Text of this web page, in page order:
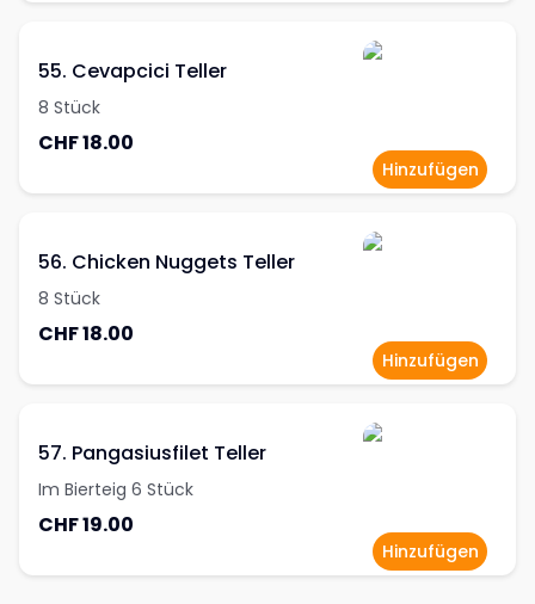
55. Cevapcici Teller
8 Stück
CHF 18.00
Hinzufügen
56. Chicken Nuggets Teller
8 Stück
CHF 18.00
Hinzufügen
57. Pangasiusfilet Teller
Im Bierteig 6 Stück
CHF 19.00
Hinzufügen